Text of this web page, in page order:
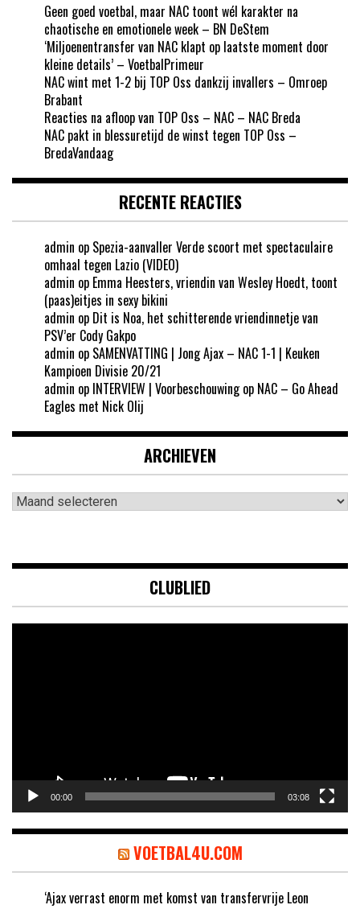
Geen goed voetbal, maar NAC toont wél karakter na
chaotische en emotionele week – BN DeStem
‘Miljoenentransfer van NAC klapt op laatste moment door
kleine details’ – VoetbalPrimeur
NAC wint met 1-2 bij TOP Oss dankzij invallers – Omroep
Brabant
Reacties na afloop van TOP Oss – NAC – NAC Breda
NAC pakt in blessuretijd de winst tegen TOP Oss –
BredaVandaag
RECENTE REACTIES
admin op Spezia-aanvaller Verde scoort met spectaculaire
omhaal tegen Lazio (VIDEO)
admin op Emma Heesters, vriendin van Wesley Hoedt, toont
(paas)eitjes in sexy bikini
admin op Dit is Noa, het schitterende vriendinnetje van
PSV’er Cody Gakpo
admin op SAMENVATTING | Jong Ajax – NAC 1-1 | Keuken
Kampioen Divisie 20/21
admin op INTERVIEW | Voorbeschouwing op NAC – Go Ahead
Eagles met Nick Olij
ARCHIEVEN
Archieven
CLUBLIED
00:00 03:08
VOETBAL4U.COM
‘Ajax verrast enorm met komst van transfervrije Leon